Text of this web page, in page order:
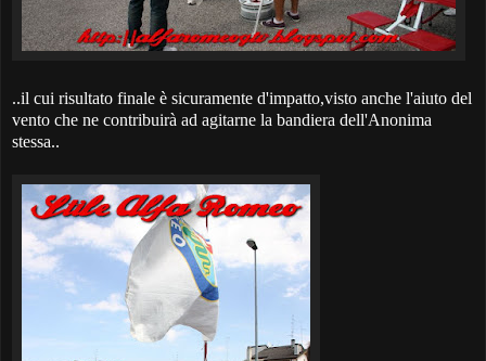
..il cui risultato finale è sicuramente d'impatto,visto anche l'aiuto del
vento che ne contribuirà ad agitarne la bandiera dell'Anonima
stessa..